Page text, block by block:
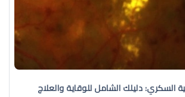
السكري: دليلك الشامل للوقاية والعلاج